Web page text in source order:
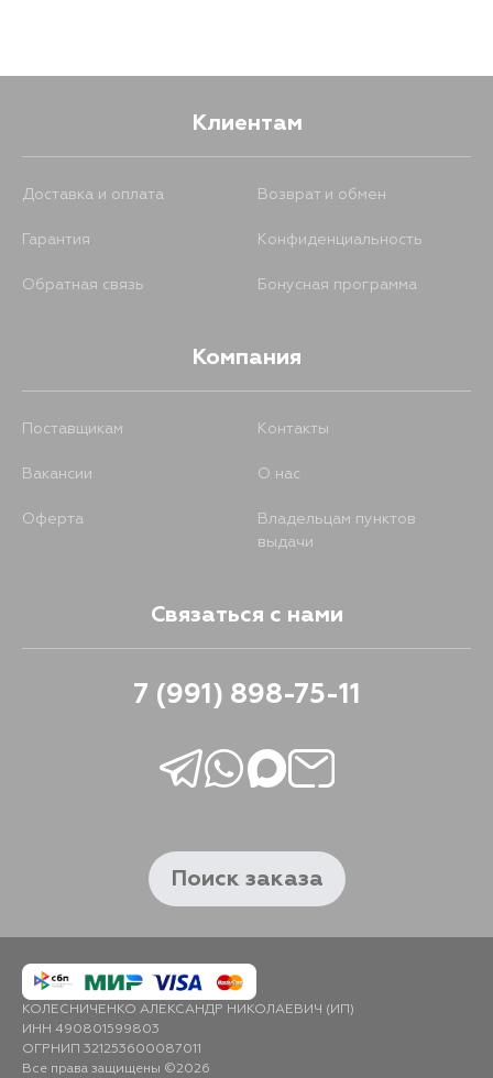
Клиентам
Доставка и оплата Возврат и обмен
Гарантия Конфиденциальность
Обратная связь Бонусная программа
Компания
Поставщикам Контакты
Вакансии О нас
Оферта
Владельцам пунктов
выдачи
Связаться с нами
7 (991) 898-75-11
Поиск заказа
КОЛЕСНИЧЕНКО АЛЕКСАНДР НИКОЛАЕВИЧ (ИП)
ИНН 490801599803
ОГРНИП 321253600087011
Все права защищены ©2026